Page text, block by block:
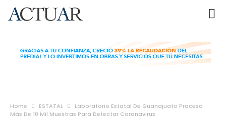
Home ESTATAL
Laboratorio Estatal De Guanajuato Procesa
Más De 10 Mil Muestras Para Detectar Coronavirus